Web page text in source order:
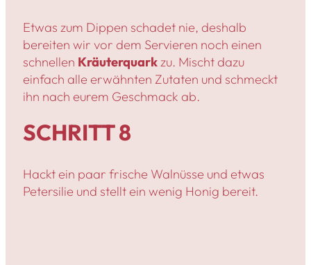
Etwas zum Dippen schadet nie, deshalb
bereiten wir vor dem Servieren noch einen
schnellen Kräuterquarkzu. Mischt dazu
einfach alle erwähnten Zutaten und schmeckt
ihn nach eurem Geschmack ab.
SCHRITT 8
Hackt ein paar frische Walnüsse und etwas
Petersilie und stellt ein wenig Honig bereit.